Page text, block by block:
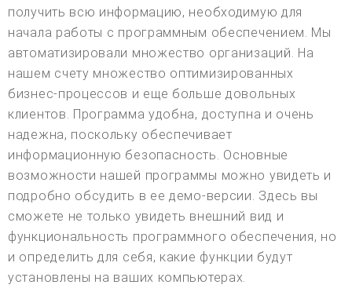
получить всю информацию, необходимую для
начала работы с программным обеспечением. Мы
автоматизировали множество организаций. На
нашем счету множество оптимизированных
бизнес-процессов и еще больше довольных
клиентов. Программа удобна, доступна и очень
надежна, поскольку обеспечивает
информационную безопасность. Основные
возможности нашей программы можно увидеть и
подробно обсудить в ее демо-версии. Здесь вы
сможете не только увидеть внешний вид и
функциональность программного обеспечения, но
и определить для себя, какие функции будут
установлены на ваших компьютерах.